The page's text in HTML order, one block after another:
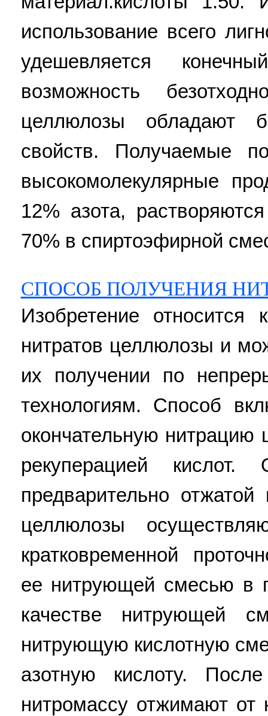
использование всего
удешевляется
возможность
целлюлозы обладают
свойств. Получаемые
высокомолекулярные
12% азота,
70% в спиртоэфирной
СПОСОБ ПОЛУЧЕНИЯ
Изобретение относится
нитратов целлюлозы и
их получении по
технологиям. Способ
окончательную
рекуперацией кислот.
предварительно
целлюлозы
кратковременной
ее нитрующей смесью в
качестве нитрующей
нитрующую кислотную
азотную кислоту.
нитромассу отжимают от